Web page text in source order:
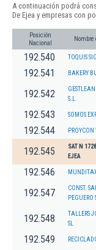
A continuación podrá
De Ejea y empresas con
Posición
Nacional
Nombre
192.540 TOQUIS
192.541 BAKERY
192.542
S.L.
192.543 SOMOS
192.544 PROYCON
192.545
SAT N
EJEA
192.546
192.547
CONST.
PEGUERO
192.548
TALLERS
SL
192.549